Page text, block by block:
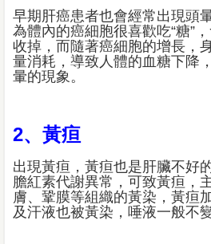
早期肝癌患者也會經常出現頭
為體內的癌細胞很喜歡吃“糖”
收掉，而隨著癌細胞的增長，
量消耗，導致人體的血糖下降
暈的現象。
2、黃疸
出現黃疸，黃疸也是肝臟不好
膽紅素代謝異常，可致黃疸，
膚、鞏膜等組織的黃染，黃疸
及汗液也被黃染，唾液一般不